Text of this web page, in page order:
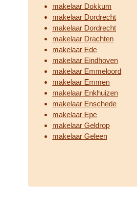
makelaar Dokkum
makelaar Dordrecht
makelaar Dordrecht
makelaar Drachten
makelaar Ede
makelaar Eindhoven
makelaar Emmeloord
makelaar Emmen
makelaar Enkhuizen
makelaar Enschede
makelaar Epe
makelaar Geldrop
makelaar Geleen